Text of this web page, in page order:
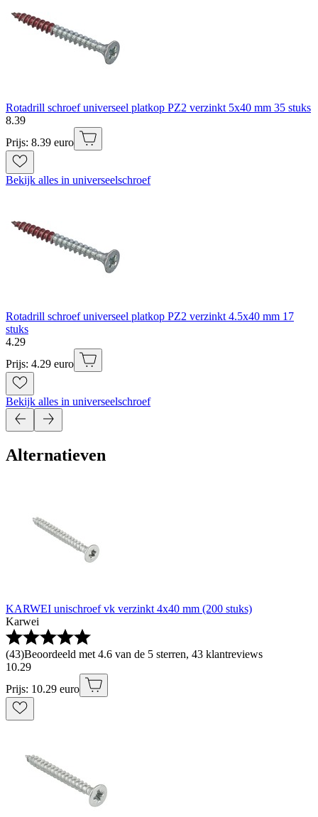
Rotadrill schroef universeel platkop PZ2 verzinkt 5x40 mm 35 stuks
8.39
Prijs: 8.39 euro
Bekijk alles in universeelschroef
Rotadrill schroef universeel platkop PZ2 verzinkt 4.5x40 mm 17
stuks
4.29
Prijs: 4.29 euro
Bekijk alles in universeelschroef
Alternatieven
KARWEI unischroef vk verzinkt 4x40 mm (200 stuks)
Karwei
(43)Beoordeeld met 4.6 van de 5 sterren, 43 klantreviews
10.29
Prijs: 10.29 euro